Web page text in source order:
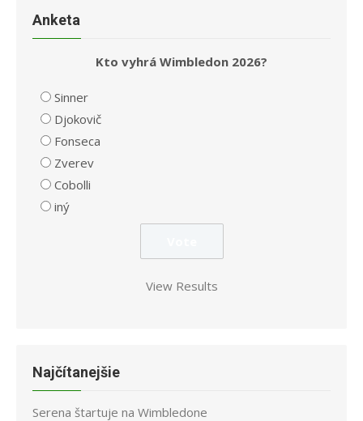
Anketa
Kto vyhrá Wimbledon 2026?
Sinner
Djokovič
Fonseca
Zverev
Cobolli
iný
View Results
Najčítanejšie
Serena štartuje na Wimbledone